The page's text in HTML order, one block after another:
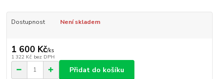
Dostupnost Není skladem
1 600 Kč/ks
1 322 Kč bez DPH
Přidat do košíku